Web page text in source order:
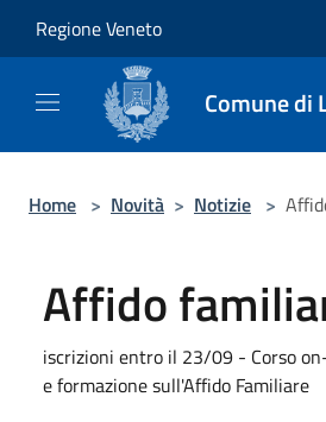
Regione Veneto
Comune di
Home > Novità > Notizie >
Affido
iscrizioni entro il 23/09 - Corso
e formazione sull'Affido Familiare